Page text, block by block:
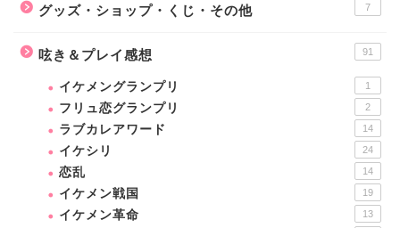
グッズ・ショップ・くじ・その他 7
呟き＆プレイ感想 91
イケメングランプリ 1
フリュ恋グランプリ 2
ラブカレアワード 14
イケシリ 24
恋乱 14
イケメン戦国 19
イケメン革命 13